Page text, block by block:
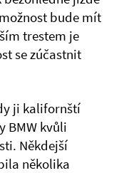
bude mít
trestem je
se zúčastnit
ji kalifornští
BMW kvůli
Někdejší
několika